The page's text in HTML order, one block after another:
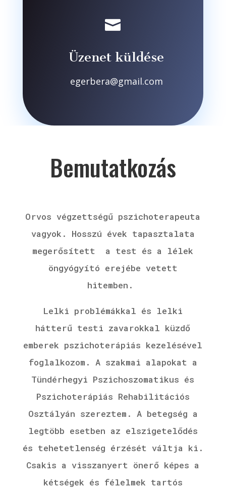

Üzenet küldése
egerbera@gmail.com
Bemutatkozás
Orvos végzettségű pszichoterapeuta
vagyok. Hosszú évek tapasztalata
megerősített a test és a lélek
öngyógyító erejébe vetett
hitemben.
Lelki problémákkal és lelki
hátterű testi zavarokkal küzdő
emberek pszichoterápiás kezelésével
foglalkozom. A szakmai alapokat a
Tündérhegyi Pszichoszomatikus és
Pszichoterápiás Rehabilitációs
Osztályán szereztem. A betegség a
legtöbb esetben az elszigetelődés
és tehetetlenség érzését váltja ki.
Csakis a visszanyert önerő képes a
kétségek és félelmek tartós